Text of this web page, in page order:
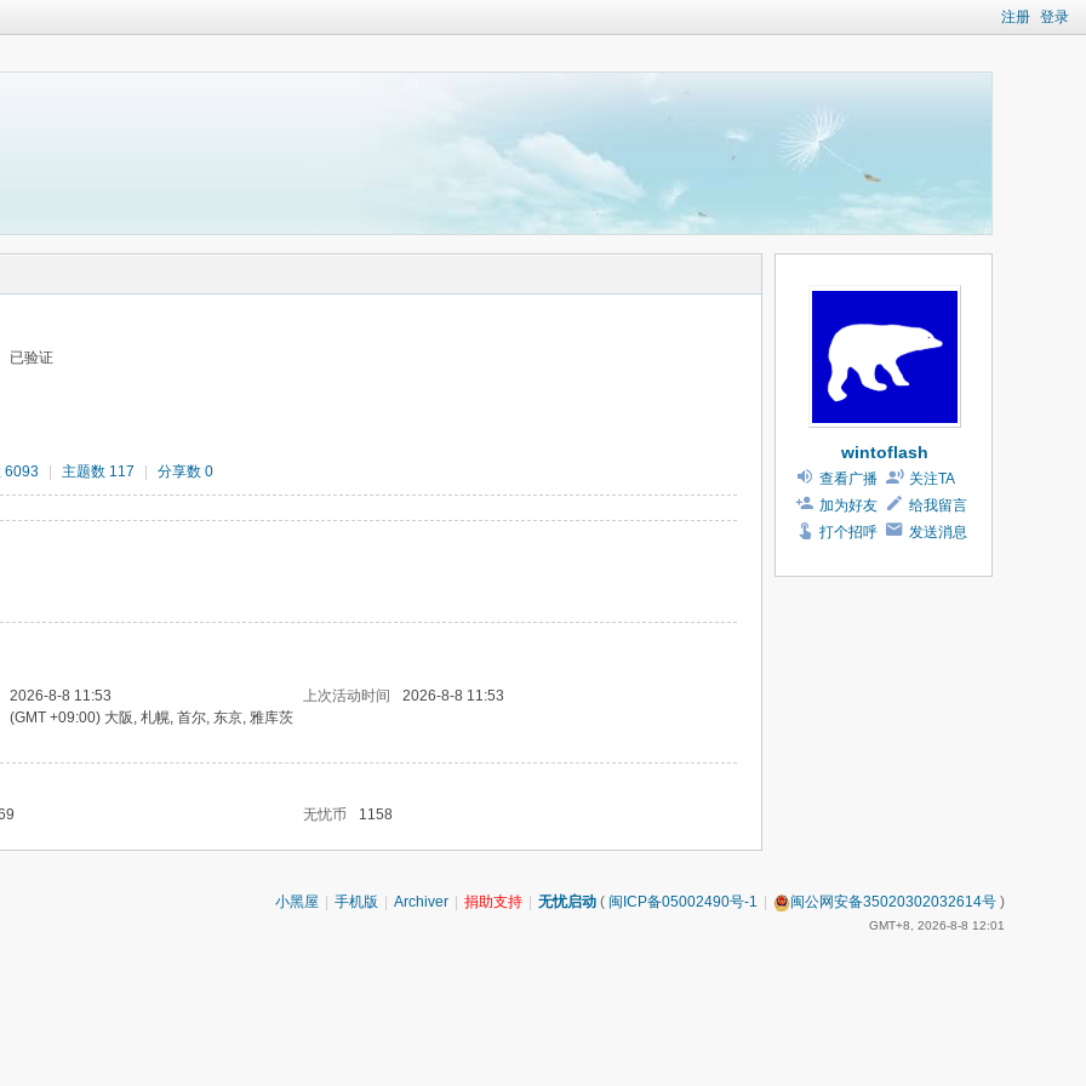
注册 登录
已验证
6093 主题数 117 分享数 0
2026-8-8 11:53 上次活动时间
2026-8-8 11:53
(GMT +09:00) 大阪, 札幌, 首尔, 东京, 雅库茨
无忧币 1158
wintoflash
查看广播
关注TA
加为好友
给我留言
打个招呼
发送消息
小黑屋 手机版 Archiver 捐助支持 无忧启动 ( 闽ICP备05002490号-1 闽公网安备35020302032614号 )
GMT+8, 2026-8-8 12:01